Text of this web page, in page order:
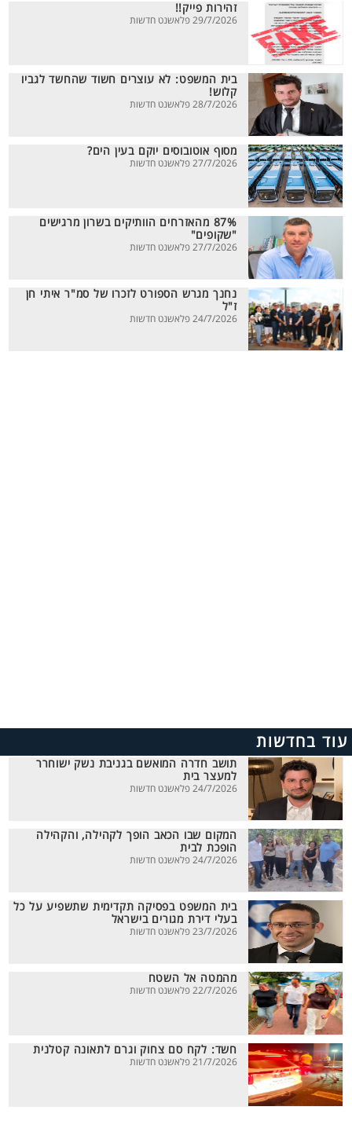
זהירות פייק!!
29/7/2026 פלאשנט חדשות
בית המשפט: לא עוצרים חשוד שהחשד לגביו
קלוש!
28/7/2026 פלאשנט חדשות
מסוף אוטובוסים יוקם בעין הים?
27/7/2026 פלאשנט חדשות
87% מהאזרחים הוותיקים בשרון מרגישים
"שקופים"
27/7/2026 פלאשנט חדשות
נחנך מגרש הספורט לזכרו של סמ"ר איתי חן
ז"ל
24/7/2026 פלאשנט חדשות
עוד בחדשות
תושב חדרה המואשם בגניבת נשק ישוחרר
למעצר בית
24/7/2026 פלאשנט חדשות
המקום שבו הכאב הופך לקהילה, והקהילה
הופכת לבית
24/7/2026 פלאשנט חדשות
בית המשפט בפסיקה תקדימית שתשפיע על כל
בעלי דירת מגורים בישראל
23/7/2026 פלאשנט חדשות
מהמטה אל השטח
22/7/2026 פלאשנט חדשות
חשד: לקח סם צחוק וגרם לתאונה קטלנית
21/7/2026 פלאשנט חדשות